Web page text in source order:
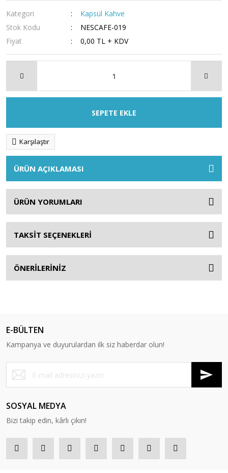
Kategori
Kapsül Kahve
Stok Kodu
NESCAFE-019
Fiyat
0,00 TL + KDV
SEPETE EKLE
Karşılaştır
ÜRÜN AÇIKLAMASI
ÜRÜN YORUMLARI
TAKSİT SEÇENEKLERİ
ÖNERİLERİNİZ
E-BÜLTEN
Kampanya ve duyurulardan ilk siz haberdar olun!
SOSYAL MEDYA
Bizi takip edin, kârlı çıkın!